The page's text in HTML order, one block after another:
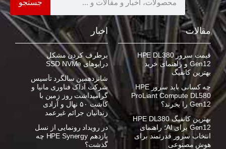
جستجو
مقالات
قیمت سرور HPE DL380
Gen12 و راهنمای خرید
بهترین کانفیگ
چه کسانی باید سرور HPE
ProLiant Compute DL580
Gen12 را بخرند؟
بهترین کانفیگ HPE DL380
Gen12 برای AI؛ راهنمای
انتخاب سرور قدرتمند برای
هوش مصنوعی
اخبار
برطرف کردن مشکل
درایوهای SSD NVMe
شانزدهمین سالگرد تأسیس
شرکت آداک فناوری مانیا و
گرامیداشت روز زمین با
کاشت ۵۰ نهال و آزادی
زندانیان جرائم غیرعمد
در رویداد رونمایی از نسل
یازدهم HPE Synergy چه
گذشت؟